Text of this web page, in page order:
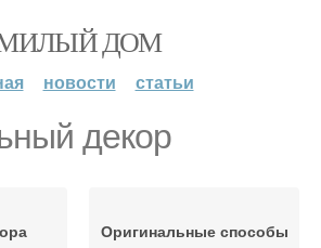
ДОМ
новости статьи
декор
Оригинальные способы